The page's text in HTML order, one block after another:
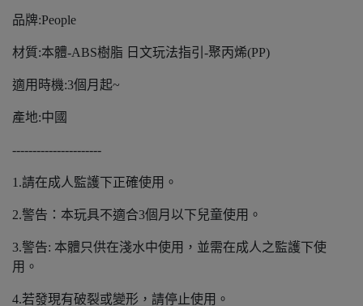
品牌:People
材質:本體-ABS樹脂 日文玩法指引-聚丙烯(PP)
適用時機:3個月起~
產地:中國
----------------------
1.請在成人監護下正確使用。
2.警告：本玩具不適合3個月以下兒童使用。
3.警告: 本體只供在淺水中使用，並需在成人之監護下使
用。
4.若發現有破裂或變形，請停止使用。